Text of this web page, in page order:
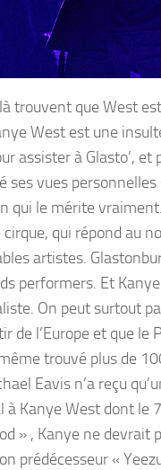
trouvent que West
West est une
assister à Glasto’,
ses vues
qui le mérite
qui répond au
artistes.
performers. Et
On peut surtout
de l’Europe et que
trouvé plus de
Eavis n’a reçu
Kanye West dont le
» , Kanye ne
prédécesseur «